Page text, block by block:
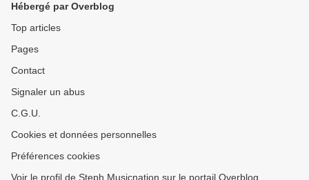
Hébergé par Overblog
Top articles
Pages
Contact
Signaler un abus
C.G.U.
Cookies et données personnelles
Préférences cookies
Voir le profil de Steph Musicnation sur le portail Overblog